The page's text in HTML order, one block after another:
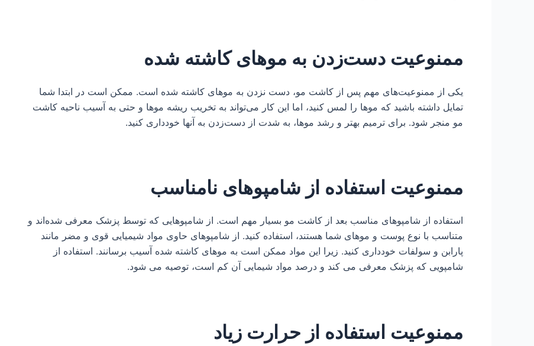
ممنوعیت دست‌زدن به موهای کاشته شده
یکی از ممنوعیت‌های مهم پس از کاشت مو، دست نزدن به موهای کاشته شده است. ممکن است در ابتدا شما
تمایل داشته باشید که موها را لمس کنید، اما این کار می‌تواند به تخریب ریشه موها و حتی به آسیب ناحیه کاشت
مو منجر شود. برای ترمیم بهتر و رشد موها، به شدت از دست‌زدن به آنها خودداری کنید.
ممنوعیت استفاده از شامپوهای نامناسب
استفاده از شامپوهای مناسب بعد از کاشت مو بسیار مهم است. از شامپوهایی که توسط پزشک معرفی شده‌اند و
متناسب با نوع پوست و موهای شما هستند، استفاده کنید. از شامپوهای حاوی مواد شیمیایی قوی و مضر مانند
پارابن و سولفات خودداری کنید. زیرا این مواد ممکن است به موهای کاشته شده آسیب برسانند. استفاده از
شامپویی که پزشک معرفی می کند و درصد مواد شیمایی آن کم است، توصیه می شود.
ممنوعیت استفاده از حرارت زیاد